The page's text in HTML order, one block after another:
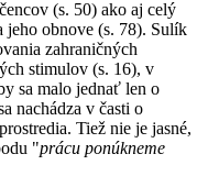
(s. 50) ako aj celý
jeho obnove (s. 78). Sulík
zahraničných
stimulov (s. 16), v
sa malo jednať len o
nachádza v časti o
Tiež nie je jasné,
"prácu ponúkneme